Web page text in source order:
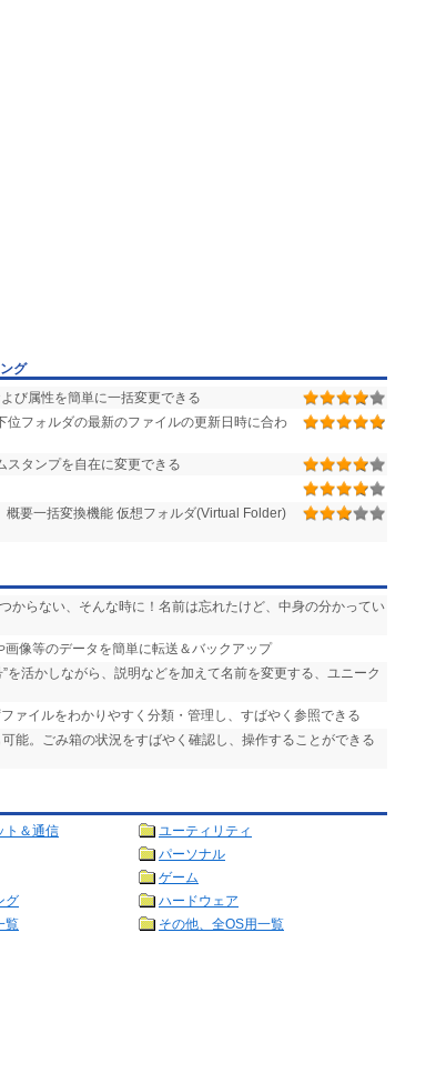
グ
び属性を簡単に一括変更できる
位フォルダの最新のファイルの更新日時に合わ
スタンプを自在に変更できる
要一括変換機能 仮想フォルダ(Virtual Folder)
からない、そんな時に！名前は忘れたけど、中身の分かってい
像等のデータを簡単に転送＆バックアップ
を活かしながら、説明などを加えて名前を変更する、ユニーク
ァイルをわかりやすく分類・管理し、すばやく参照できる
能。ごみ箱の状況をすばやく確認し、操作することができる
ト＆通信
ユーティリティ
パーソナル
ゲーム
グ
ハードウェア
覧 その他、全OS用一覧